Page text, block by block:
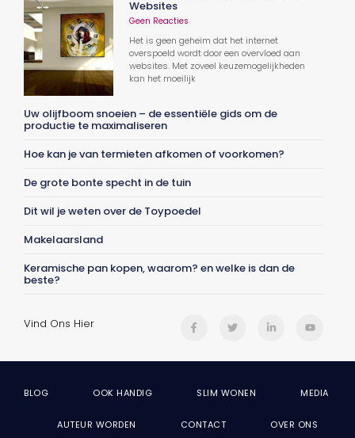
Websites
Geen Reacties
Het is geen geheim dat het internet
overspoeld wordt door een overvloed aan
websites. Met zoveel keuzemogelijkheden
kan het moeilijk
Uw olijfboom snoeien – de essentiële gids om de
productie te maximaliseren
Hoe kan je van termieten afkomen of voorkomen?
De grote bonte specht in de tuin
Dit wil je weten over de Toypoedel
Makelaarsland
Keramische pan kopen, waarom? en welke is dan de
beste?
Vind Ons Hier
BLOG OOK HANDIG SLIM WONEN MEDIA
AUTEUR WORDEN CONTACT OVER ONS